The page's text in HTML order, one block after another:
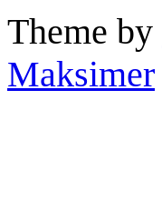
Theme by
Maksimer